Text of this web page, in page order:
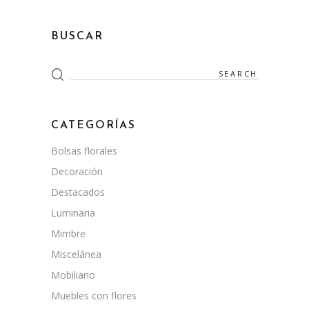
BUSCAR
Search
for:
CATEGORÍAS
Bolsas florales
Decoración
Destacados
Luminaria
Mimbre
Miscelánea
Mobiliario
Muebles con flores